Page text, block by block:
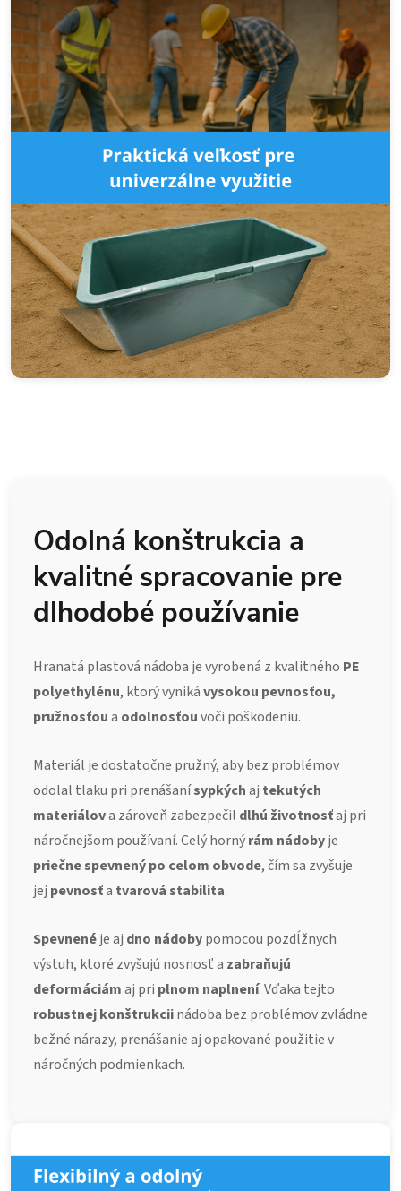
Odolná konštrukcia a
kvalitné spracovanie pre
dlhodobé používanie
Hranatá plastová nádoba je vyrobená z kvalitného PE
polyethylénu, ktorý vynikávysokou pevnosťou,
pružnosťoua odolnosťouvoči poškodeniu.
Materiál je dostatočne pružný, aby bez problémov
odolal tlaku pri prenášanísypkýchaj tekutých
materiálova zároveň zabezpečil dlhú životnosťaj pri
náročnejšom používaní. Celý hornýrám nádobyje
priečne spevnený po celom obvode, čím sa zvyšuje
jej pevnosťa tvarová stabilita.
Spevnenéje aj dno nádobypomocou pozdĺžnych
výstuh, ktoré zvyšujú nosnosť a zabraňujú
deformáciámaj pri plnom naplnení. Vďaka tejto
robustnej konštrukciinádoba bez problémov zvládne
bežné nárazy, prenášanie aj opakované použitie v
náročných podmienkach.